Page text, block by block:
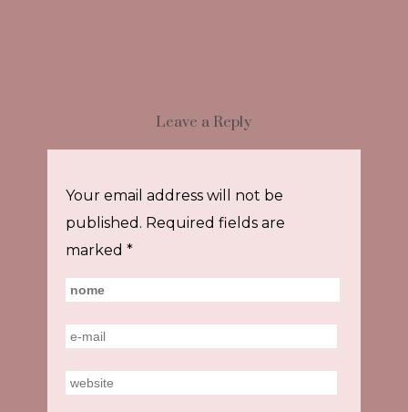
Leave a Reply
Your email address will not be
published. Required fields are
marked *